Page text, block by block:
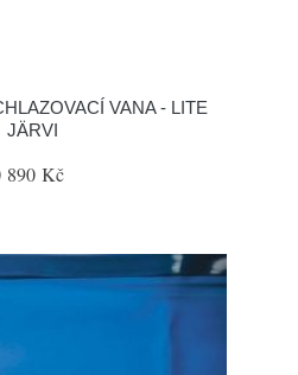
VANA - LITE
JÄRVI
890 Kč